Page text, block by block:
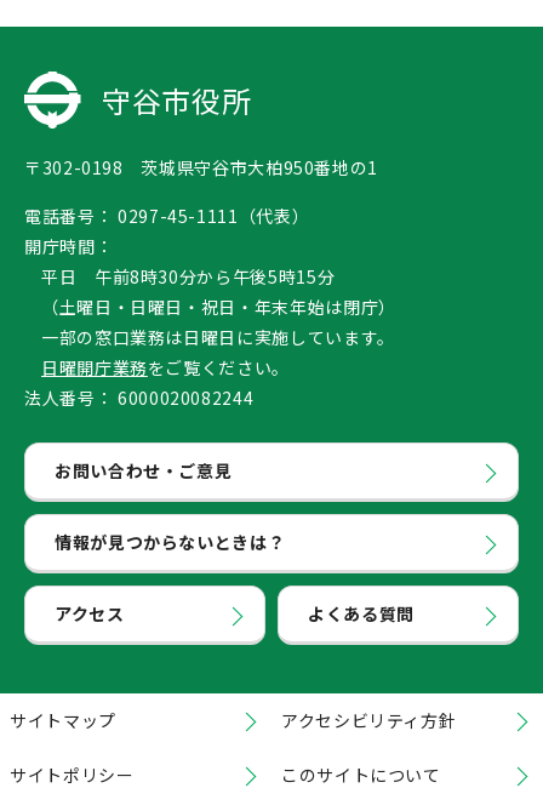
守谷市役所
〒302-0198 茨城県守谷市大柏950番地の1
電話番号： 0297-45-1111（代表）
開庁時間：
平日 午前8時30分から午後5時15分
（土曜日・日曜日・祝日・年末年始は閉庁）
一部の窓口業務は日曜日に実施しています。
日曜開庁業務をご覧ください。
法人番号： 6000020082244
お問い合わせ・ご意見
情報が見つからないときは？
アクセス よくある質問
サイトマップ アクセシビリティ方針
サイトポリシー このサイトについて